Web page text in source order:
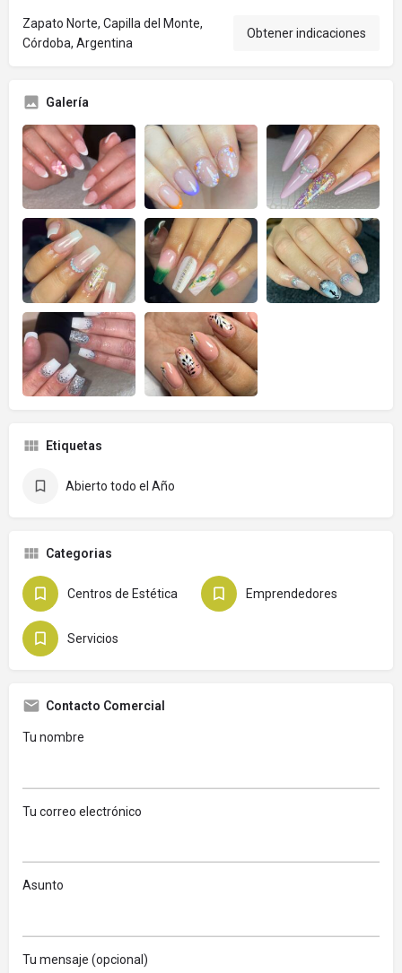
Zapato Norte, Capilla del Monte,
Córdoba, Argentina
Obtener indicaciones
Galería
Etiquetas
Abierto todo el Año
Categorias
Centros de Estética Emprendedores
Servicios
Contacto Comercial
Tu nombre
Tu correo electrónico
Asunto
Tu mensaje (opcional)